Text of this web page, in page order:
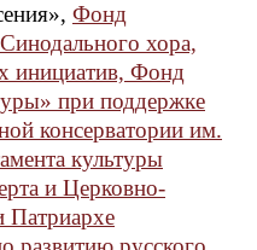
Фонд
хора,
инициатив, Фонд
при поддержке
консерватории им.
культуры
и Церковно-
Патриархе